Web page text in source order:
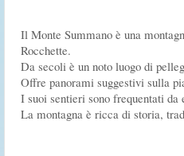
Il Monte Summano è una
Rocchette.
Da secoli è un noto luogo di
Offre panorami suggestivi sulla
I suoi sentieri sono frequentati da
La montagna è ricca di storia,